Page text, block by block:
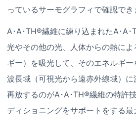
っているサーモグラフィで確認でき
A･A･TH®繊維に練り込まれたA･A
光やその他の光、人体からの熱に
ギー）を吸光して、そのエネルギ
波長域（可視光から遠赤外線域）
再放するのがA･A･TH®繊維の特許
ディショニングをサポートをする最